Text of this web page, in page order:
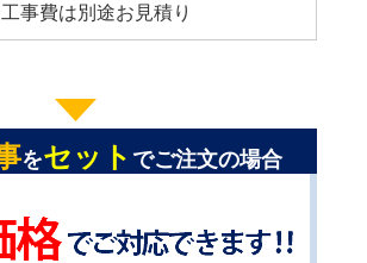
事費は別途お見積り
をセット でご注文の場合